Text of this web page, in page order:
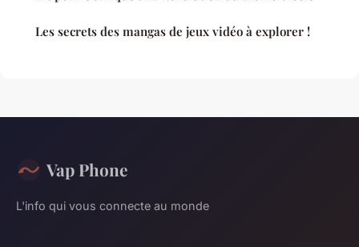
Les secrets des mangas de jeux vidéo à explorer !
Vap Phone
L'info qui vous connecte au monde